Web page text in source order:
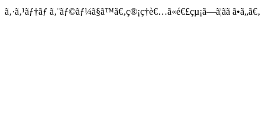
ã‚·ã‚¹ãƒ†ãƒ ã‚¨ãƒ©ãƒ¼ã§ã™ã€‚ç®¡ç†è€…ã«é€£çµ¡ã—ã¦ãã ã•ã„ã€‚